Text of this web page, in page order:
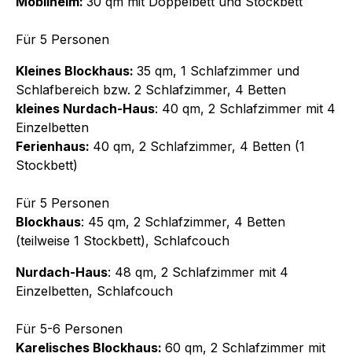
Für 5 Personen
Kleines Blockhaus: 35 qm, 1 Schlafzimmer und
Schlafbereich bzw. 2 Schlafzimmer, 4 Betten
kleines Nurdach-Haus: 40 qm, 2 Schlafzimmer mit 4
Einzelbetten
Ferienhaus: 40 qm, 2 Schlafzimmer, 4 Betten (1
Stockbett)
Für 5 Personen
Blockhaus: 45 qm, 2 Schlafzimmer, 4 Betten
(teilweise 1 Stockbett), Schlafcouch
Nurdach-Haus: 48 qm, 2 Schlafzimmer mit 4
Einzelbetten, Schlafcouch
Für 5-6 Personen
Karelisches Blockhaus: 60 qm, 2 Schlafzimmer mit